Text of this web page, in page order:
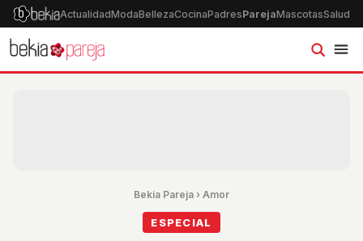
ActualidadModaBellezaCocinaPadresParejaMascotasSalud
Bekia Pareja › Amor
ESPECIAL